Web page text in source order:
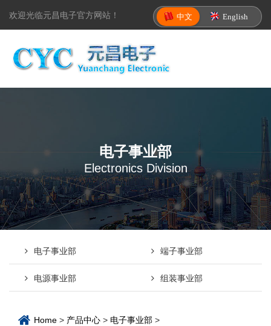
欢迎光临元昌电子官方网站！ 中文 English
电子事业部
Electronics Division
电子事业部 端子事业部
电源事业部 组装事业部
Home > 产品中心 > 电子事业部 >